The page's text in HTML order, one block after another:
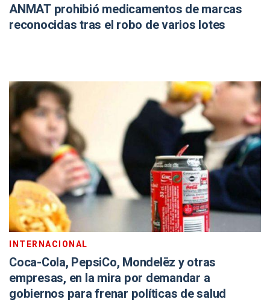
ANMAT prohibió medicamentos de marcas
reconocidas tras el robo de varios lotes
INTERNACIONAL
Coca-Cola, PepsiCo, Mondelēz y otras
empresas, en la mira por demandar a
gobiernos para frenar políticas de salud